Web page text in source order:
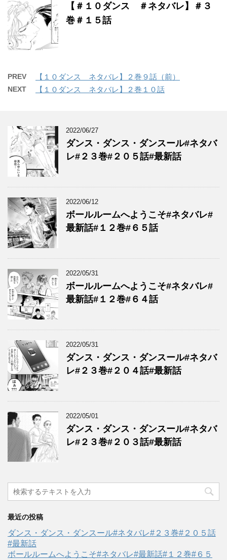
【＃１０ダンス ＃ネタバレ】＃３
巻＃１５話
PREV 【１０ダンス ネタバレ】２巻９話（前）
NEXT 【１０ダンス ネタバレ】２巻１０話
2022/06/27
ダンス・ダンス・ダンスール#ネタバ
レ#２３巻#２０５話#最新話
2022/06/12
ボールルームへようこそ#ネタバレ#
最新話#１２巻#６５話
2022/05/31
ボールルームへようこそ#ネタバレ#
最新話#１２巻#６４話
2022/05/31
ダンス・ダンス・ダンスール#ネタバ
レ#２３巻#２０４話#最新話
2022/05/01
ダンス・ダンス・ダンスール#ネタバ
レ#２３巻#２０３話#最新話
最近の投稿
ダンス・ダンス・ダンスール#ネタバレ#２３巻#２０５話
#最新話
ボールルームへようこそ#ネタバレ#最新話#１２巻#６５